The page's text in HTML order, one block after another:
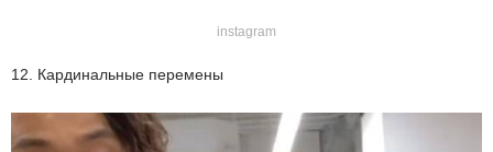
instagram
12. Кардинальные перемены